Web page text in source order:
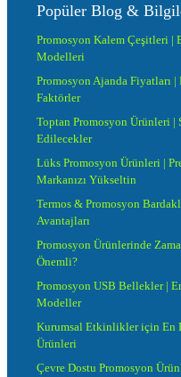
Popüler Blog &
Promosyon Kalem Çeşitleri |
Modelleri
Promosyon Ajanda Fiyatları
Faktörler
Toptan Promosyon Ürünleri |
Edilecekler
Lüks Promosyon Ürünleri |
Markanızı Yükseltin
Termos & Promosyon
Avantajları
Promosyon Ürünlerinde
Önemli?
Promosyon USB Bellekler |
Modeller
Kurumsal Etkinlikler için En
Ürünleri
Çevre Dostu Promosyon